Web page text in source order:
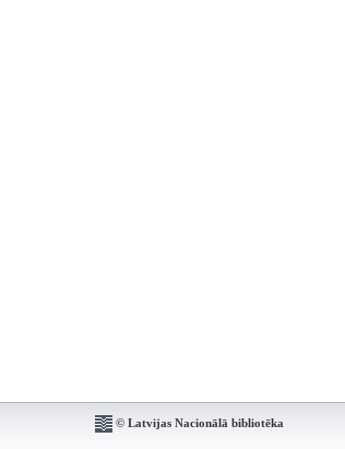
© Latvijas Nacionālā bibliotēka